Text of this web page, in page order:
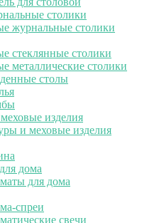
столики
журнальные столики
стеклянные столики
металлические столики
столы
изделия
и меховые изделия
дома
для дома
спреи
свечи